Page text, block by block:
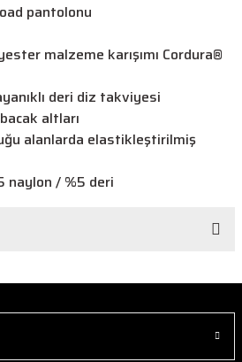
pantolonu
malzeme karışımı Cordura®
deri diz takviyesi
altları
alanlarda elastikleştirilmiş
naylon / %5 deri